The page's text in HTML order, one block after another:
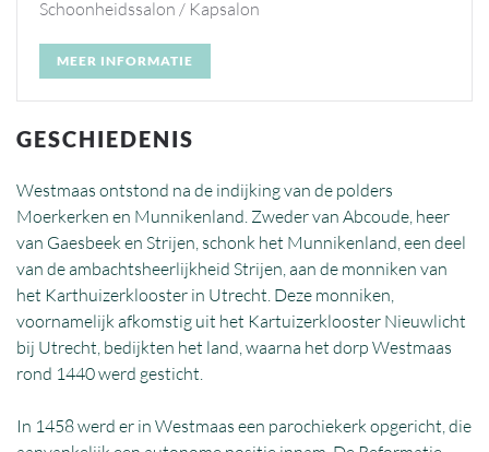
Schoonheidssalon / Kapsalon
MEER INFORMATIE
GESCHIEDENIS
Westmaas ontstond na de indijking van de polders
Moerkerken en Munnikenland. Zweder van Abcoude, heer
van Gaesbeek en Strijen, schonk het Munnikenland, een deel
van de ambachtsheerlijkheid Strijen, aan de monniken van
het Karthuizerklooster in Utrecht. Deze monniken,
voornamelijk afkomstig uit het Kartuizerklooster Nieuwlicht
bij Utrecht, bedijkten het land, waarna het dorp Westmaas
rond 1440 werd gesticht.
In 1458 werd er in Westmaas een parochiekerk opgericht, die